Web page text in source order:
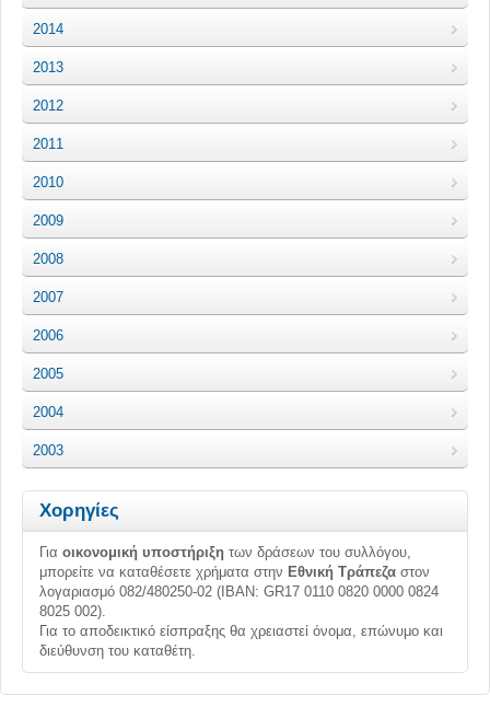
2014
2013
2012
2011
2010
2009
2008
2007
2006
2005
2004
2003
Χορηγίες
Για οικονομική υποστήριξη των δράσεων του συλλόγου,
μπορείτε να καταθέσετε χρήματα στην Εθνική Τράπεζα στον
λογαριασμό 082/480250-02 (ΙΒΑΝ: GR17 0110 0820 0000 0824
8025 002).
Για το αποδεικτικό είσπραξης θα χρειαστεί όνομα, επώνυμο και
διεύθυνση του καταθέτη.